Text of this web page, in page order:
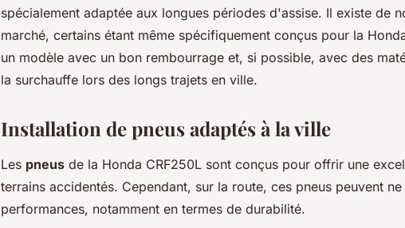
spécialement adaptée aux longues périodes d'assise. Il existe de
marché, certains étant même spécifiquement conçus pour la
un modèle avec un bon rembourrage et, si possible, avec des
la surchauffe lors des longs trajets en ville.
Installation de pneus adaptés à la ville
Les pneus de la Honda CRF250L sont conçus pour offrir une
terrains accidentés. Cependant, sur la route, ces pneus peuvent
performances, notamment en termes de durabilité.